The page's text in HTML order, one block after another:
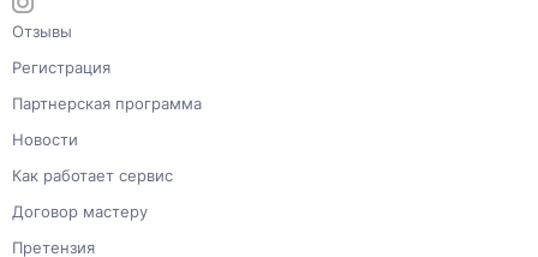
Отзывы
Регистрация
Партнерская программа
Новости
Как работает сервис
Договор мастеру
Претензия